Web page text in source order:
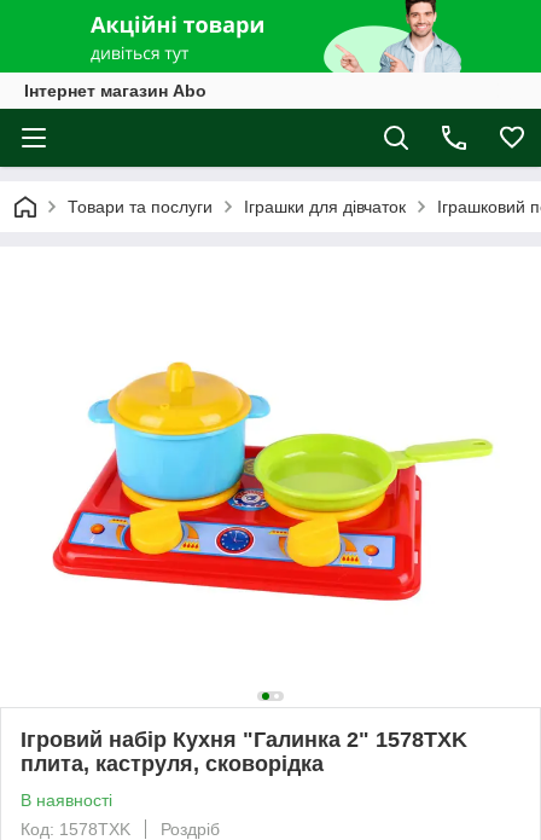
Інтернет магазин Abo
Товари та послуги Іграшки для дівчаток Іграшковий
Ігровий набір Кухня "Галинка 2" 1578TXK
плита, каструля, сковорідка
В наявності
Код: 1578TXK
Роздріб